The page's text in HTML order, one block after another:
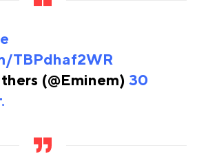
TBPdhaf2WR
(@Eminem) 30